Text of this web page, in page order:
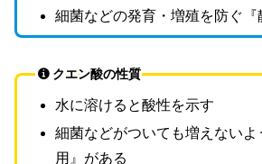
細菌などの発育・増殖を防ぐ『
クエン酸の性質
水に溶けると酸性を示す
細菌などがついても増えない
用』がある